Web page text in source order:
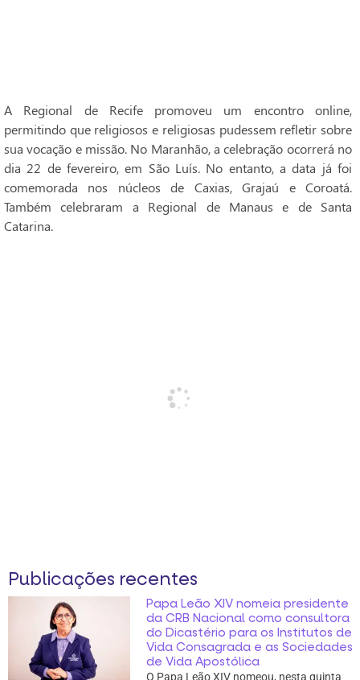
A Regional de Recife promoveu um encontro online,
permitindo que religiosos e religiosas pudessem refletir sobre
sua vocação e missão. No Maranhão, a celebração ocorrerá no
dia 22 de fevereiro, em São Luís. No entanto, a data já foi
comemorada nos núcleos de Caxias, Grajaú e Coroatá.
Também celebraram a Regional de Manaus e de Santa
Catarina.
Publicações recentes
Papa Leão XIV nomeia presidente
da CRB Nacional como consultora
do Dicastério para os Institutos de
Vida Consagrada e as Sociedades
de Vida Apostólica
O Papa Leão XIV nomeou, nesta quinta